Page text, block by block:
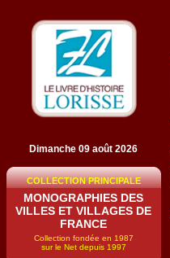
Dimanche 09 août 2026
COLLECTION PRINCIPALE
MONOGRAPHIES DES
VILLES ET VILLAGES DE
FRANCE
Collection fondée en 1987
sur le Net depuis 1997